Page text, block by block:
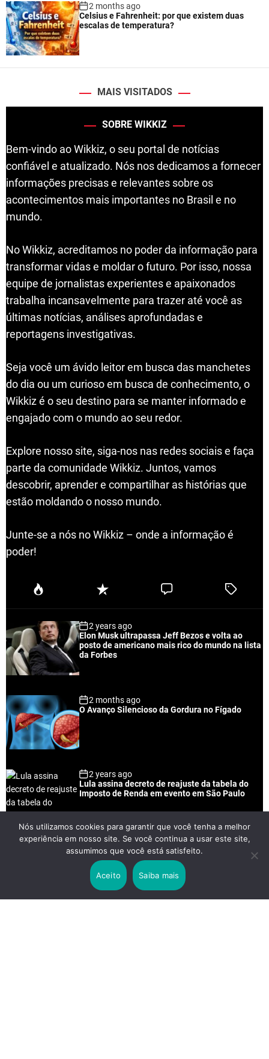
2 months ago
Celsius e Fahrenheit: por que existem duas
escalas de temperatura?
MAIS VISITADOS
SOBRE WIKKIZ
Bem-vindo ao Wikkiz, o seu portal de notícias
confiável e atualizado. Nós nos dedicamos a fornecer
informações precisas e relevantes sobre os
acontecimentos mais importantes no Brasil e no
mundo.
No Wikkiz, acreditamos no poder da informação para
transformar vidas e moldar o futuro. Por isso, nossa
equipe de jornalistas experientes e apaixonados
trabalha incansavelmente para trazer até você as
últimas notícias, análises aprofundadas e
reportagens investigativas.
Seja você um ávido leitor em busca das manchetes
do dia ou um curioso em busca de conhecimento, o
Wikkiz é o seu destino para se manter informado e
engajado com o mundo ao seu redor.
Explore nosso site, siga-nos nas redes sociais e faça
parte da comunidade Wikkiz. Juntos, vamos
descobrir, aprender e compartilhar as histórias que
estão moldando o nosso mundo.
Junte-se a nós no Wikkiz – onde a informação é
poder!
P
u
a
r
R
e
n
t
C
e
T
e
2 years ago
Elon Musk ultrapassa Jeff Bezos e volta ao
posto de americano mais rico do mundo na lista
da Forbes
2 months ago
O Avanço Silencioso da Gordura no Fígado
2 years ago
Lula assina decreto de reajuste da tabela do
Imposto de Renda em evento em São Paulo
2 years ago
Lei Rouanet e Petrobras financiam evento em
que Lula pediu votos para Boulos
Nós utilizamos cookies para garantir que você tenha a melhor
experiência em nosso site. Se você continua a usar este site,
assumimos que você está satisfeito.
Aceito Saiba mais